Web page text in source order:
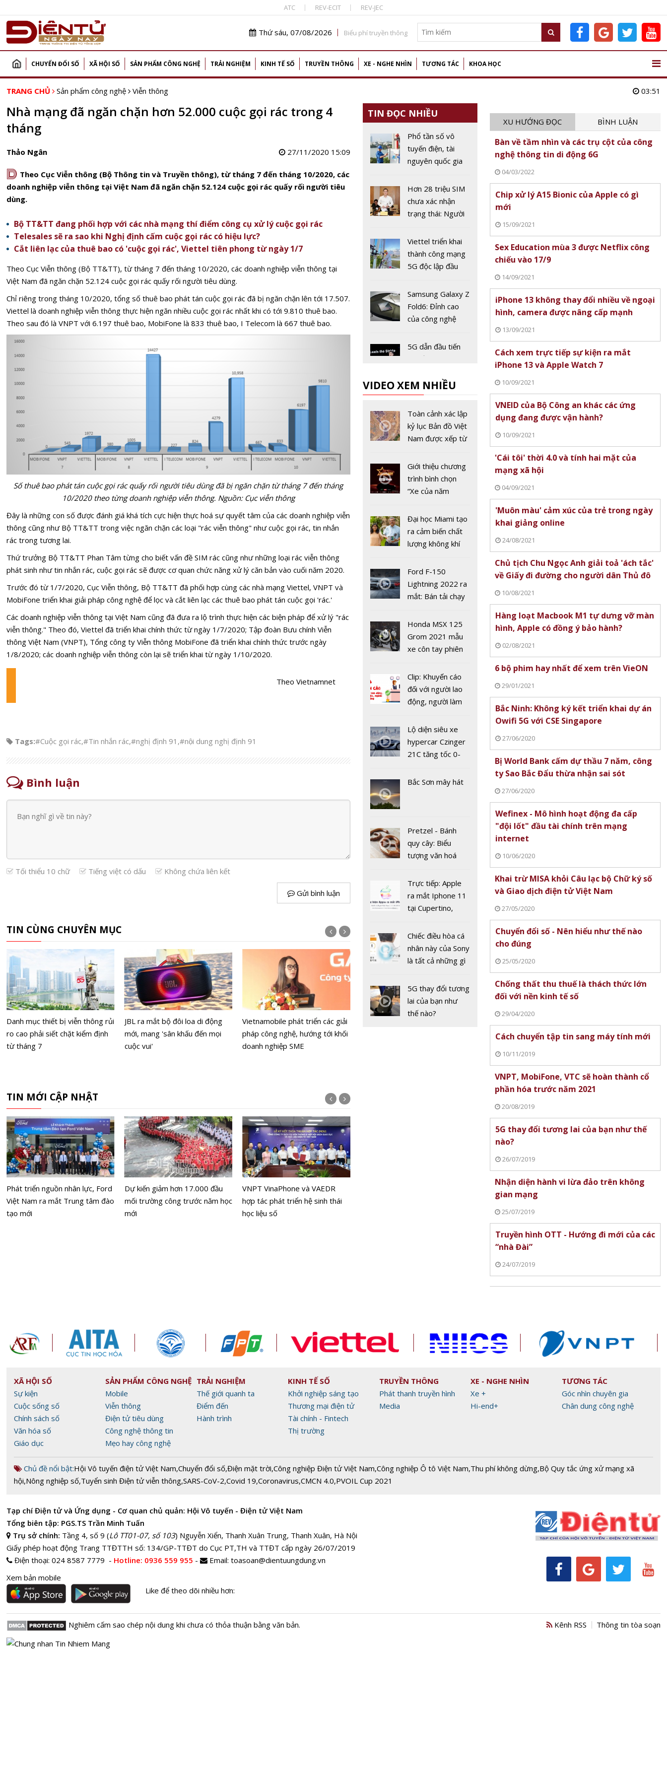
ATC REV-ECIT REV-JEC
Thứ sáu, 07/08/2026 Biểu phí truyền thông
CHUYỂN ĐỔI SỐ XÃ HỘI SỐ SẢN PHẨM CÔNG NGHỆ TRẢI NGHIỆM KINH TẾ SỐ TRUYỀN THÔNG XE - NGHE NHÌN TƯƠNG TÁC KHOA HỌC
TRANG CHỦ Sản phẩm công nghệ Viễn thông 03:51
Nhà mạng đã ngăn chặn hơn 52.000 cuộc gọi rác trong 4
tháng
Thảo Ngân 27/11/2020 15:09
D Theo Cục Viễn thông (Bộ Thông tin và Truyền thông), từ tháng 7 đến tháng 10/2020, các
doanh nghiệp viễn thông tại Việt Nam đã ngăn chặn 52.124 cuộc gọi rác quấy rối người tiêu
dùng.
Bộ TT&TT đang phối hợp với các nhà mạng thí điểm công cụ xử lý cuộc gọi rác
Telesales sẽ ra sao khi Nghị định cấm cuộc gọi rác có hiệu lực?
Cắt liên lạc của thuê bao có 'cuộc gọi rác', Viettel tiên phong từ ngày 1/7
Theo Cục Viễn thông (Bộ TT&TT), từ tháng 7 đến tháng 10/2020, các doanh nghiệp viễn thông tại
Việt Nam đã ngăn chặn 52.124 cuộc gọi rác quấy rối người tiêu dùng.
Chỉ riêng trong tháng 10/2020, tổng số thuê bao phát tán cuộc gọi rác đã bị ngăn chặn lên tới 17.507.
Viettel là doanh nghiệp viễn thông thực hiện ngăn nhiều cuộc gọi rác nhất khi có tới 9.810 thuê bao.
Theo sau đó là VNPT với 6.197 thuê bao, MobiFone là 833 thuê bao, I Telecom là 667 thuê bao.
Số thuê bao phát tán cuộc gọi rác quấy rối người tiêu dùng đã bị ngăn chặn từ tháng 7 đến tháng
10/2020 theo từng doanh nghiệp viễn thông. Nguồn: Cục viễn thông
Đây là những con số được đánh giá khá tích cực hiện thực hoá sự quyết tâm của các doanh nghiệp viễn
thông cũng như Bộ TT&TT trong việc ngăn chặn các loại "rác viễn thông" như cuộc gọi rác, tin nhắn
rác trong tương lai.
Thứ trưởng Bộ TT&TT Phan Tâm từng cho biết vấn đề SIM rác cũng như những loại rác viễn thông
phát sinh như tin nhắn rác, cuộc gọi rác sẽ được cơ quan chức năng xử lý căn bản vào cuối năm 2020.
Trước đó từ 1/7/2020, Cục Viễn thông, Bộ TT&TT đã phối hợp cùng các nhà mạng Viettel, VNPT và
MobiFone triển khai giải pháp công nghệ để lọc và cắt liên lạc các thuê bao phát tán cuộc gọi 'rác.'
Các doanh nghiệp viễn thông tại Việt Nam cũng đã đưa ra lộ trình thực hiện các biện pháp để xử lý "rác
viễn thông." Theo đó, Viettel đã triển khai chính thức từ ngày 1/7/2020; Tập đoàn Bưu chính Viễn
thông Việt Nam (VNPT), Tổng công ty Viễn thông MobiFone đã triển khai chính thức trước ngày
1/8/2020; các doanh nghiệp viễn thông còn lại sẽ triển khai từ ngày 1/10/2020.
Theo Vietnamnet
Tags:#Cuộc gọi rác,#Tin nhắn rác,#nghị định 91 ,#nội dung nghị định 91
Bình luận
Tối thiểu 10 chữ Tiếng việt có dấu Không chứa liên kết
Gửi bình luận
TIN CÙNG CHUYÊN MỤC
Danh mục thiết bị viễn thông rủi
ro cao phải siết chặt kiểm định
từ tháng 7
JBL ra mắt bộ đôi loa di động
mới, mang 'sân khấu đến mọi
cuộc vui'
Vietnamobile phát triển các giải
pháp công nghệ, hướng tới khối
doanh nghiệp SME
Hôm nay, những thuê bao đầu
tiên chưa xác thực đã bị khóa
Meta thừa nhận sự cố
Instagram và cam kết sớm khắc
TIN MỚI CẬP NHẬT
Phát triển nguồn nhân lực, Ford
Việt Nam ra mắt Trung tâm đào
tạo mới
Dự kiến giảm hơn 17.000 đầu
mối trường công trước năm học
mới
VNPT VinaPhone và VAEDR
hợp tác phát triển hệ sinh thái
học liệu số
Thủ tướng Lê Minh Hưng nêu 5
nhiệm vụ trọng tâm về an ninh
thích ứng góc rộng
dành cho xe tự lái
TIN ĐỌC NHIỀU
Phổ tần số vô
tuyến điện, tài
nguyên quốc gia
kinh tế số
Hơn 28 triệu SIM
chưa xác nhận
trạng thái: Người
trước ngày bị
khóa chiều gọi
Viettel triển khai
thành công mạng
5G độc lập đầu
Samsung Galaxy Z
Fold6: Đỉnh cao
của công nghệ
5G dẫn đầu tiến
bộ của tương lai
thương hiệu viễn
thông ĐNA với giá
trị đạt 5,8 tỷ USD,
Keysight
ấn tiên phong
trong kiểm thử
mạng 5G của thế
Giải pháp mới cho
hàng từ tổng đài
tự động tương
tác bằng giọng
5G mang lại giá trị
300 triệu USD mỗi
năm cho các nhà
Nâng cao chất
lượng thông tin di
động
VIDEO XEM NHIỀU
Toàn cảnh xác lập
kỷ lục Bản đồ Việt
Nam được xếp từ
năm 2022
Giới thiệu chương
trình bình chọn
“Xe của năm
Đại học Miami tạo
ra cảm biến chất
lượng không khí
19
Ford F-150
Lightning 2022 ra
mắt: Bán tải chạy
chưa đến 40 nghìn
USD
Honda MSX 125
Grom 2021 mẫu
xe côn tay phiên
Clip: Khuyến cáo
đối với người lao
động, người làm
hàng tại khu dịch
vụ trong dịch
Covid-19
Lộ diện siêu xe
hypercar Czinger
21C tăng tốc 0-
2 giây
Bắc Sơn mây hát
Pretzel - Bánh
quy cây: Biểu
tượng văn hoá
tranh cãi về nguồn
gốc
Trực tiếp: Apple
ra mắt Iphone 11
tại Cupertino,
Chiếc điều hòa cá
nhân này của Sony
là tất cả những gì
sót qua mùa hè
nóng nực
5G thay đổi tương
lai của bạn như
thế nào?
XU HƯỚNG ĐỌC BÌNH LUẬN
Bàn về tầm nhìn và các trụ cột của công
nghệ thông tin di động 6G
04/03/2022
Chip xử lý A15 Bionic của Apple có gì
mới
15/09/2021
Sex Education mùa 3 được Netflix công
chiếu vào 17/9
14/09/2021
iPhone 13 không thay đổi nhiều về ngoại
hình, camera được nâng cấp mạnh
13/09/2021
Cách xem trực tiếp sự kiện ra mắt
iPhone 13 và Apple Watch 7
10/09/2021
VNEID của Bộ Công an khác các ứng
dụng đang được vận hành?
10/09/2021
'Cái tôi' thời 4.0 và tính hai mặt của
mạng xã hội
04/09/2021
'Muôn màu' cảm xúc của trẻ trong ngày
khai giảng online
24/08/2021
Chủ tịch Chu Ngọc Anh giải toả 'ách tắc'
về Giấy đi đường cho người dân Thủ đô
10/08/2021
Hàng loạt Macbook M1 tự dưng vỡ màn
hình, Apple có đồng ý bảo hành?
02/08/2021
6 bộ phim hay nhất để xem trên VieON
29/01/2021
Bắc Ninh: Không ký kết triển khai dự án
Owifi 5G với CSE Singapore
27/06/2020
Bị World Bank cấm dự thầu 7 năm, công
ty Sao Bắc Đẩu thừa nhận sai sót
27/06/2020
Wefinex - Mô hình hoạt động đa cấp
"đội lốt" đầu tài chính trên mạng
internet
10/06/2020
Khai trừ MISA khỏi Câu lạc bộ Chữ ký số
và Giao dịch điện tử Việt Nam
27/05/2020
Chuyển đổi số - Nên hiểu như thế nào
cho đúng
25/05/2020
Chống thất thu thuế là thách thức lớn
đối với nền kinh tế số
29/04/2020
Cách chuyển tập tin sang máy tính mới
10/11/2019
VNPT, MobiFone, VTC sẽ hoàn thành cổ
phần hóa trước năm 2021
20/08/2019
5G thay đổi tương lai của bạn như thế
nào?
26/07/2019
Nhận diện hành vi lừa đảo trên không
gian mạng
25/07/2019
Truyền hình OTT - Hướng đi mới của các
“nhà Đài”
24/07/2019
XÃ HỘI SỐ
Sự kiện
Cuộc sống số
Chính sách số
Văn hóa số
Giáo dục
SẢN PHẨM CÔNG NGHỆ
Mobile
Viễn thông
Điện tử tiêu dùng
Công nghệ thông tin
Mẹo hay công nghệ
TRẢI NGHIỆM
Thế giới quanh ta
Điểm đến
Hành trình
KINH TẾ SỐ
Khởi nghiệp sáng tạo
Thương mại điện tử
Tài chính - Fintech
Thị trường
TRUYỀN THÔNG
Phát thanh truyền hình
Media
XE - NGHE NHÌN
Xe +
Hi-end+
TƯƠNG TÁC
Góc nhìn chuyên gia
Chân dung công nghệ
Chủ đề nổi bật:Hội Vô tuyến điện tử Việt Nam,Chuyển đổi số,Điện mặt trời,Công nghiệp Điện tử Việt Nam,Công nghiệp Ô tô Việt Nam,Thu phí không dừng,Bộ Quy tắc ứng xử mạng xã
hội,Nông nghiệp số,Tuyển sinh Điện tử viễn thông,SARS-CoV-2,Covid 19,Coronavirus,CMCN 4.0,PVOIL Cup 2021
Tạp chí Điện tử và Ứng dụng - Cơ quan chủ quản: Hội Vô tuyến - Điện tử Việt Nam
Tổng biên tập: PGS.TS Trần Minh Tuấn
Trụ sở chính: Tầng 4, số 9 (Lô TT01-07, số 103) Nguyễn Xiển, Thanh Xuân Trung, Thanh Xuân, Hà Nội
Giấy phép hoạt động Trang TTĐTTH số: 134/GP-TTĐT do Cục PT,TH và TTĐT cấp ngày 26/07/2019
Điện thoại: 024 8587 7779 - Hotline: 0936 559 955 - Email: toasoan@dientuungdung.vn
Xem bản mobile
Like để theo dõi nhiều hơn:
Nghiêm cấm sao chép nội dung khi chưa có thỏa thuận bằng văn bản. Kênh RSS Thông tin tòa soạn